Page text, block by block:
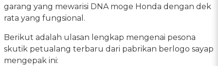
garang yang mewarisi DNA moge Honda dengan dek
rata yang fungsional.
Berikut adalah ulasan lengkap mengenai pesona
skutik petualang terbaru dari pabrikan berlogo sayap
mengepak ini: